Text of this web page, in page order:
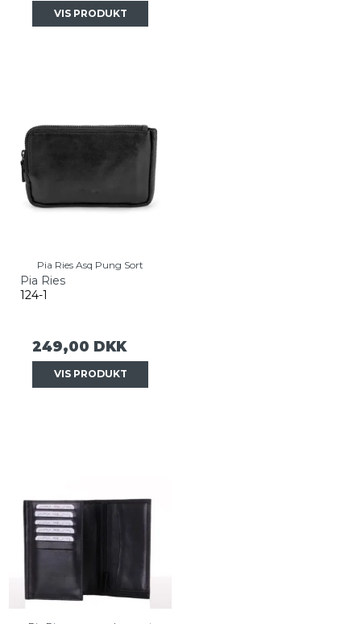
VIS PRODUKT
Pia Ries Asq Pung Sort
Pia Ries
124-1
249,00 DKK
VIS PRODUKT